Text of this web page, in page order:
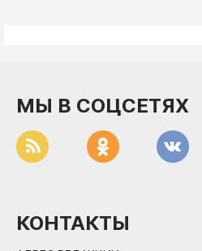
МЫ В СОЦСЕТЯХ
КОНТАКТЫ